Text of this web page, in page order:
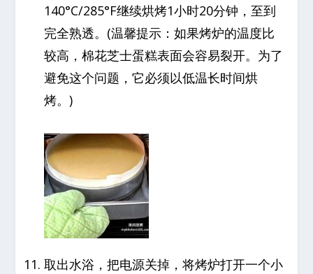
140°C/285°F继续烘烤1小时20分钟，至到
完全熟透。(温馨提示：如果烤炉的温度比
较高，棉花芝士蛋糕表面会容易裂开。为了
避免这个问题，它必须以低温长时间烘
烤。)
取出水浴，把电源关掉，将烤炉打开一个小